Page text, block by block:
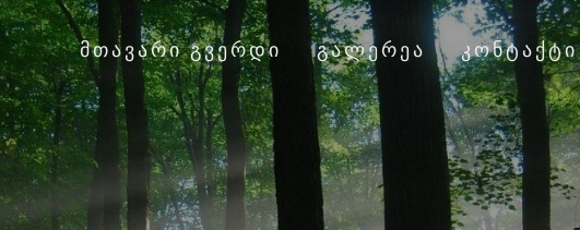
ᲛᲗᲐᲕᲐᲠᲘ ᲒᲕᲔᲠᲓᲘ ᲒᲐᲚᲔᲠᲔᲐ ᲙᲝᲜᲢᲐᲥᲢᲘ